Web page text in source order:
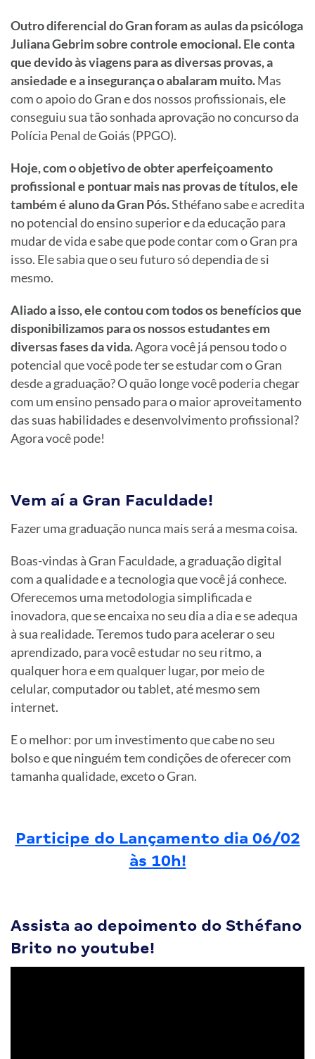
Outro diferencial do Gran foram as aulas da psicóloga
Juliana Gebrim sobre controle emocional. Ele conta
que devido às viagens para as diversas provas, a
ansiedade e a insegurança o abalaram muito.Mas
com o apoio do Gran e dos nossos profissionais, ele
conseguiu sua tão sonhada aprovação no concurso da
Polícia Penal de Goiás (PPGO).
Hoje, com o objetivo de obter aperfeiçoamento
profissional e pontuar mais nas provas de títulos, ele
também é aluno da Gran Pós.Sthéfano sabe e acredita
no potencial do ensino superior e da educação para
mudar de vida e sabe que pode contar com o Gran pra
isso. Ele sabia que o seu futuro só dependia de si
mesmo.
Aliado a isso, ele contou com todos os benefícios que
disponibilizamos para os nossos estudantes em
diversas fases da vida.Agora você já pensou todo o
potencial que você pode ter se estudar com o Gran
desde a graduação? O quão longe você poderia chegar
com um ensino pensado para o maior aproveitamento
das suas habilidades e desenvolvimento profissional?
Agora você pode!
Vem aí a Gran Faculdade!
Fazer uma graduação nunca mais será a mesma coisa.
Boas-vindas à Gran Faculdade, a graduação digital
com a qualidade e a tecnologia que você já conhece.
Oferecemos uma metodologia simplificada e
inovadora, que se encaixa no seu dia a dia e se adequa
à sua realidade. Teremos tudo para acelerar o seu
aprendizado, para você estudar no seu ritmo, a
qualquer hora e em qualquer lugar, por meio de
celular, computador ou tablet, até mesmo sem
internet.
E o melhor: por um investimento que cabe no seu
bolso e que ninguém tem condições de oferecer com
tamanha qualidade, exceto o Gran.
Participe do Lançamento dia 06/02
às 10h!
Assista ao depoimento do Sthéfano
Brito no youtube!